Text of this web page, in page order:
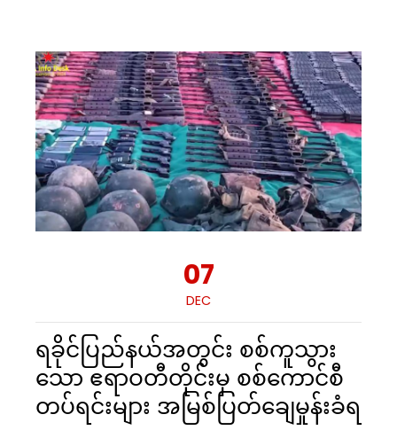
07
DEC
ရခိုင်ပြည်နယ်အတွင်း စစ်ကူသွား
သော ဧရာဝတီတိုင်းမှ စစ်ကောင်စီ
တပ်ရင်းများ အမြစ်ပြတ်ချေမှုန်းခံရ